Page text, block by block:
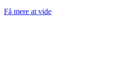
Få mere at vide